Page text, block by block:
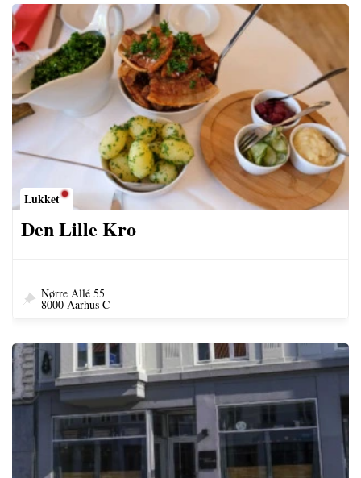
Lukket
Den Lille Kro
Nørre Allé 55
8000 Aarhus C